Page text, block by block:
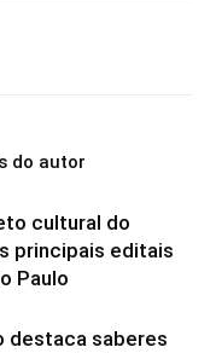
do autor
cultural do
principais editais
Paulo
destaca saberes